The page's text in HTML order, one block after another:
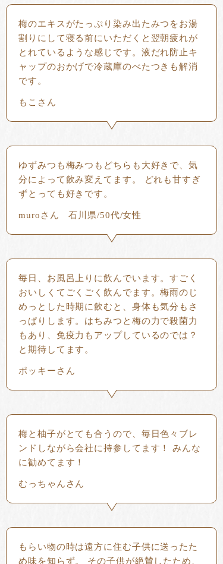
梅のエキスがたっぷり染み出たみつをお湯
割りにして寝る前にいただくと翌朝疲れが
とれているような感じです。液だれ防止キ
ャップのおかげで冷蔵庫のべたつきも解消
です。
もこさん
ゆずみつも梅みつもどちらも大好きで、気
分によって飲み変えてます。 どれも甘すぎ
ずとっても好きです。
muroさん 石川県/50代/女性
毎日、お風呂上りに飲んでいます。すごく
おいしくてごくごく飲んでます。梅雨のじ
めっとした時期に飲むと、身体も気分もさ
っぱりします。はちみつと梅の力で殺菌力
もあり、免疫力もアップしているのでは？
と期待してます。
ポッキーさん
梅と柚子がとても合うので、毎日色々ブレ
ンドしながら会社に持参してます！ みんな
に勧めてます！
むっちゃんさん
もらい物の時は遠方に住む子供に送ったた
め味を知らず。 その子供が絶賛したため、